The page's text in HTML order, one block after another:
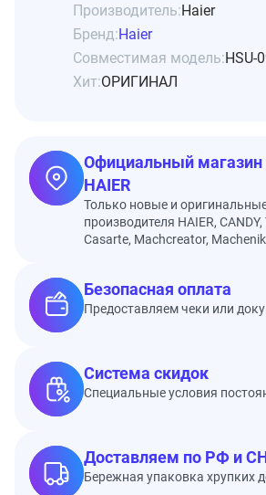
Производитель:Haier
Бренд:Haier
Совместимая модель:HSU-
Хит:ОРИГИНАЛ
Официальный магазин
HAIER
Только новые и
производителя HAIER,
Casarte, Machcreator,
Безопасная оплата
Предоставляем чеки или
Система скидок
Специальные условия
Доставляем по РФ и
Бережная упаковка хрупких